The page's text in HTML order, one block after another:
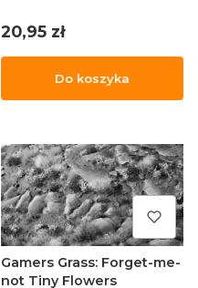
Cena
20,95 zł
Do koszyka
Gamers Grass: Forget-me-
not Tiny Flowers